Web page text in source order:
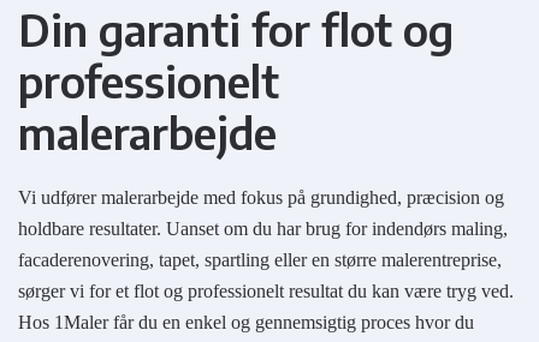
Din garanti for flot og
professionelt
malerarbejde
Vi udfører malerarbejde med fokus på grundighed, præcision og
holdbare resultater. Uanset om du har brug for indendørs maling,
facaderenovering, tapet, spartling eller en større malerentreprise,
sørger vi for et flot og professionelt resultat du kan være tryg ved.
Hos 1Maler får du en enkel og gennemsigtig proces hvor du